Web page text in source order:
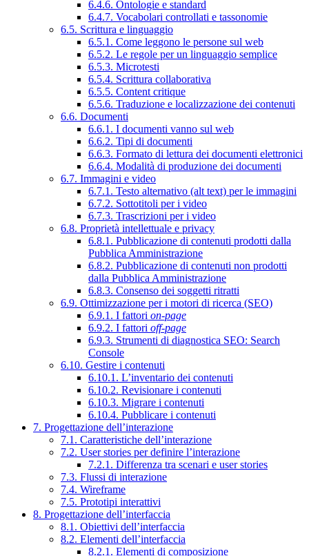
6.4.6. Ontologie e standard
6.4.7. Vocabolari controllati e tassonomie
6.5. Scrittura e linguaggio
6.5.1. Come leggono le persone sul web
6.5.2. Le regole per un linguaggio semplice
6.5.3. Microtesti
6.5.4. Scrittura collaborativa
6.5.5. Content critique
6.5.6. Traduzione e localizzazione dei contenuti
6.6. Documenti
6.6.1. I documenti vanno sul web
6.6.2. Tipi di documenti
6.6.3. Formato di lettura dei documenti elettronici
6.6.4. Modalità di produzione dei documenti
6.7. Immagini e video
6.7.1. Testo alternativo (alt text) per le immagini
6.7.2. Sottotitoli per i video
6.7.3. Trascrizioni per i video
6.8. Proprietà intellettuale e privacy
6.8.1. Pubblicazione di contenuti prodotti dalla
Pubblica Amministrazione
6.8.2. Pubblicazione di contenuti non prodotti
dalla Pubblica Amministrazione
6.8.3. Consenso dei soggetti ritratti
6.9. Ottimizzazione per i motori di ricerca (SEO)
6.9.1. I fattori on-page
6.9.2. I fattori off-page
6.9.3. Strumenti di diagnostica SEO: Search
Console
6.10. Gestire i contenuti
6.10.1. L’inventario dei contenuti
6.10.2. Revisionare i contenuti
6.10.3. Migrare i contenuti
6.10.4. Pubblicare i contenuti
7. Progettazione dell’interazione
7.1. Caratteristiche dell’interazione
7.2. User stories per definire l’interazione
7.2.1. Differenza tra scenari e user stories
7.3. Flussi di interazione
7.4. Wireframe
7.5. Prototipi interattivi
8. Progettazione dell’interfaccia
8.1. Obiettivi dell’interfaccia
8.2. Elementi dell’interfaccia
8.2.1. Elementi di composizione